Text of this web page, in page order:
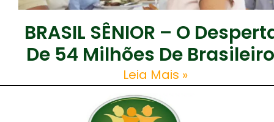
BRASIL SÊNIOR – O
De 54 Milhões De
Leia Mais »